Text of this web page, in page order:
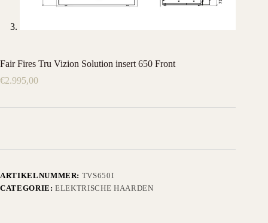
Fair Fires Tru Vizion Solution insert 650 Front
€2.995,00
ARTIKELNUMMER: TVS650I
CATEGORIE:ELEKTRISCHE HAARDEN